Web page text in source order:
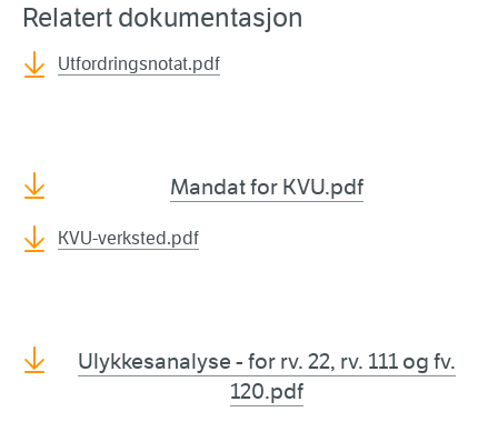
Relatert dokumentasjon
Utfordringsnotat.pdf
Mandat for KVU.pdf
KVU-verksted.pdf
Ulykkesanalyse - for rv. 22, rv. 111 og fv.
120.pdf